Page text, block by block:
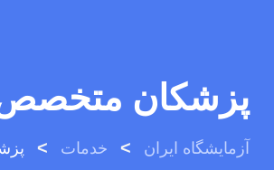
پزشکان
آزمایشگاه ایران > خدمات >